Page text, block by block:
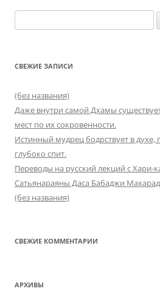
СВЕЖИЕ ЗАПИСИ
(без названия)
Даже внутри самой Дхамы
мест по их сокровенности.
Истинный мудрец бодрствует в духе,
глубоко спит.
Переводы на русский лекций с Хари-
Сатьянараяны Даса Бабаджи
(без названия)
СВЕЖИЕ КОММЕНТАРИИ
АРХИВЫ